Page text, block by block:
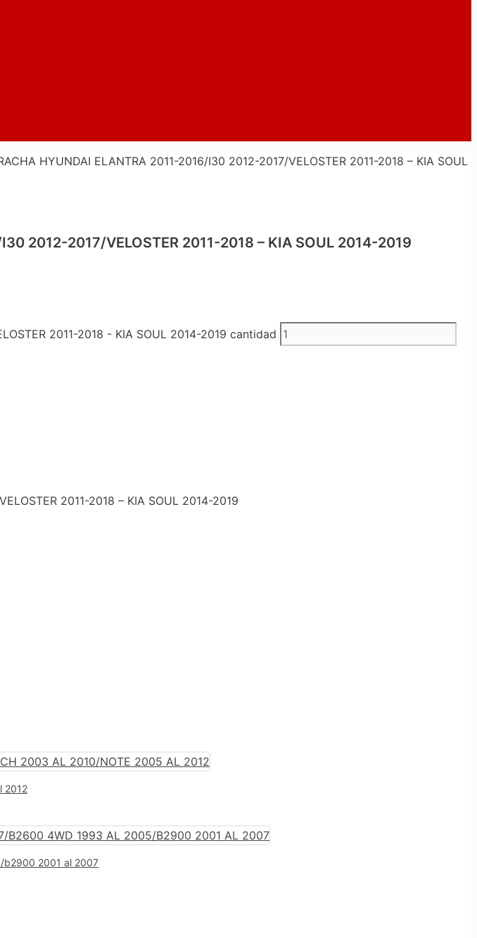
HYUNDAI ELANTRA 2011-2016/I30 2012-2017/VELOSTER 2011-2018 – KIA SOUL
2012-2017/VELOSTER 2011-2018 – KIA SOUL 2014-2019
2011-2018 - KIA SOUL 2014-2019 cantidad
2011-2018 – KIA SOUL 2014-2019
2012
b2900 2001 al 2007